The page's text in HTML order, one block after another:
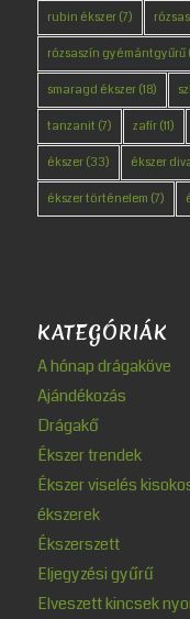
rubin ékszer(7)
rózsaszín gyémántgyűrű
smaragd ékszer(18)
tanzanit (7) zafír(11)
ékszer(33) ékszer
ékszer történelem (7)
KATEGÓRIÁK
A hónap drágaköve
Ajándékozás
Drágakő
Ékszer trendek
Ékszer viselés
ékszerek
Ékszerszett
Eljegyzési gyűrű
Elveszett kincsek